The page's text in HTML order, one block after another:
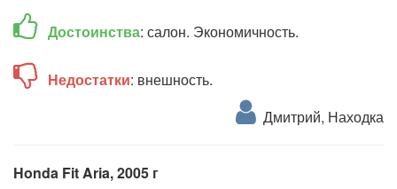
Достоинства: салон. Экономичность.
Недостатки: внешность.
Дмитрий, Находка
Honda Fit Aria, 2005 г